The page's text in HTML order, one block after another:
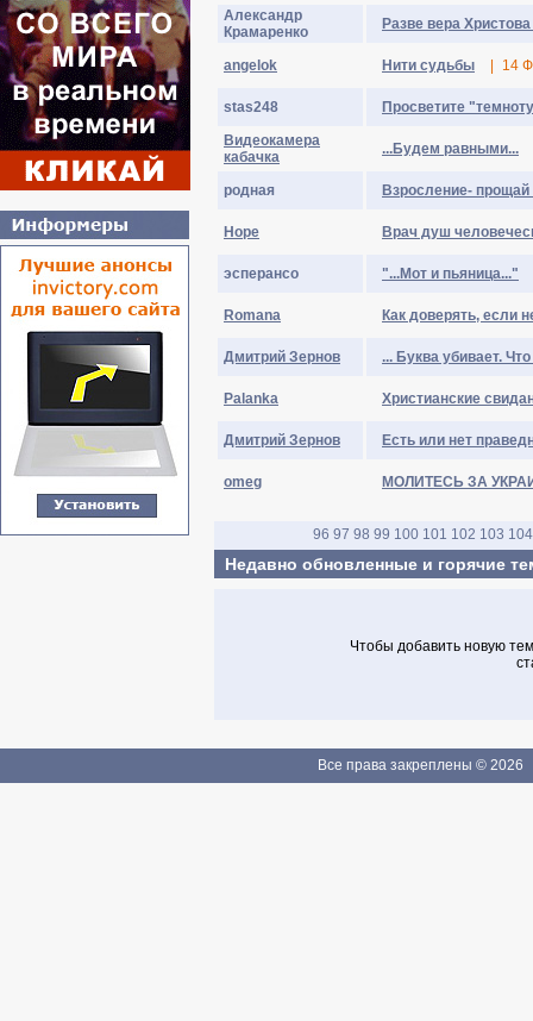
Александр
Крамаренко
Разве вера
angelok Нити судьбы 14
stas248
Просветите
Видеокамера
кабачка
...Будем равными...
родная Взросление- прощай
Hope Врач душ
эсперансо "...Мот и пьяница..."
Romana Как доверять, если
Дмитрий Зернов ... Буква убивает.
Palanka Христианские
Дмитрий Зернов Есть или нет
omeg МОЛИТЕСЬ ЗА
96 97 98 99 100 101 102 103 104
Недавно обновленные и горячие
Чтобы добавить новую
Все права закреплены © 2026